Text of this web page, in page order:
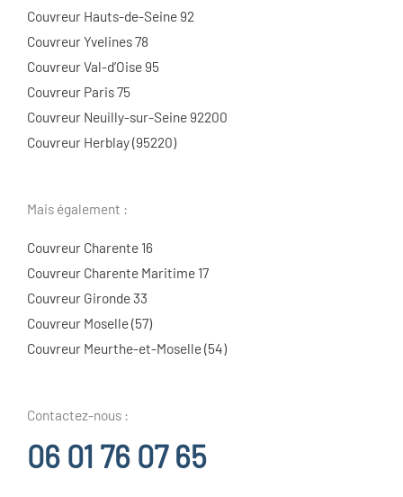
Couvreur Hauts-de-Seine 92
Couvreur Yvelines 78
Couvreur Val-d’Oise 95
Couvreur Paris 75
Couvreur Neuilly-sur-Seine 92200
Couvreur Herblay (95220)
Mais également :
Couvreur Charente 16
Couvreur Charente Maritime 17
Couvreur Gironde 33
Couvreur Moselle (57)
Couvreur Meurthe-et-Moselle (54)
Contactez-nous :
06 01 76 07 65